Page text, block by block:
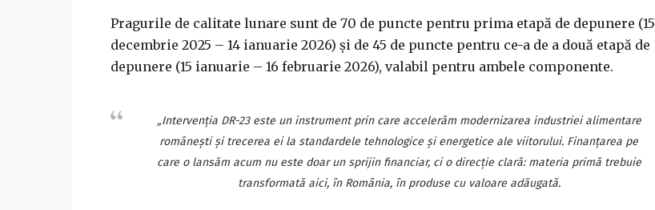
Pragurile de calitate lunare sunt de 70 de puncte pentru prima etapă de depunere (15
decembrie 2025 – 14 ianuarie 2026) şi de 45 de puncte pentru ce-a de a două etapă de
depunere (15 ianuarie – 16 februarie 2026), valabil pentru ambele componente.
„Intervenţia DR-23 este un instrument prin care accelerăm modernizarea industriei alimentare
româneşti şi trecerea ei la standardele tehnologice şi energetice ale viitorului. Finanţarea pe
care o lansăm acum nu este doar un sprijin financiar, ci o direcţie clară: materia primă trebuie
transformată aici, în România, în produse cu valoare adăugată.